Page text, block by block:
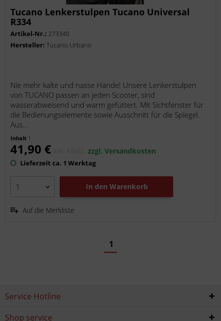
Tucano Lenkerstulpen Tucano Universal
R334
Artikel-Nr.: 273340
Hersteller:Tucano Urbano
Nie mehr kalte und nasse Hände! Unsere Lenkerstulpen
von TUCANO passen an jeden Scooter, sind
wasserabweisend und warm gefüttert. Mit Sichtfenster für
die Bedienungselemente sowie Ausschnitt für die Spiegel.
Aus...
Inhalt 1
41,90 € inkl. MwSt.zzgl. Versandkosten
Lieferzeit ca. 1 Werktag
In den Warenkorb
Auf die Merkliste
1
Service Hotline
Shop service